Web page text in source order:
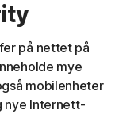
på nettet på
mye
mobilenheter
nye Internett-